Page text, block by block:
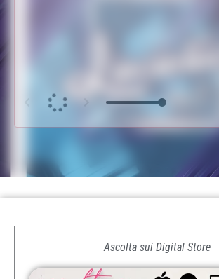
Ascolta sui Digital Store